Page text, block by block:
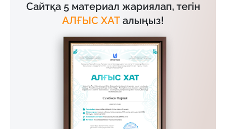
Сайтқа 5 материал жариялап, тегін
АЛҒЫС ХАТ алыңыз!